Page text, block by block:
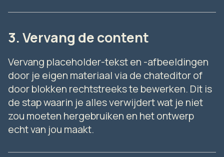
3. Vervang de content
Vervang placeholder-tekst en -afbeeldingen
door je eigen materiaal via de chateditor of
door blokken rechtstreeks te bewerken. Dit is
de stap waarin je alles verwijdert wat je niet
zou moeten hergebruiken en het ontwerp
echt van jou maakt.